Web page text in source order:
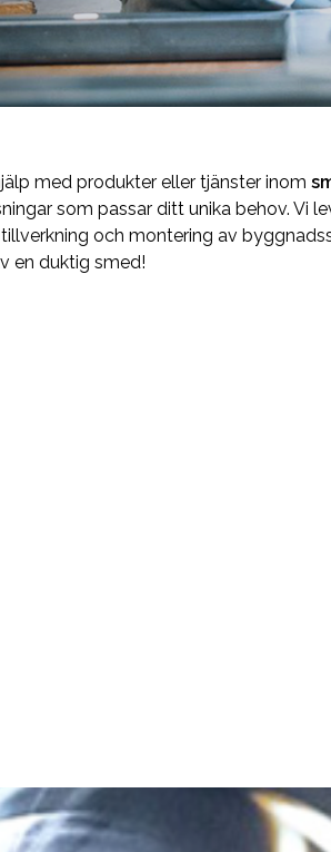
med produkter eller tjänster inom
som passar ditt unika behov. Vi
och montering av
en duktig smed!